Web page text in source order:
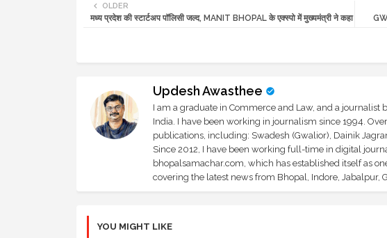
OLDER
मध्य प्रदेश की स्टार्टअप पॉलिसी जल्द, MANIT BHOPAL के एक्स्पो में मुख्यमंत्री ने कहा
Updesh Awasthee
I am a graduate in Commerce and Law, and a journalist
India. I have been working in journalism since 1994.
publications, including: Swadesh (Gwalior), Dainik
Since 2012, I have been working full-time in digital
bhopalsamachar.com, which has established itself as
covering the latest news from Bhopal, Indore, Jabalpur,
YOU MIGHT LIKE